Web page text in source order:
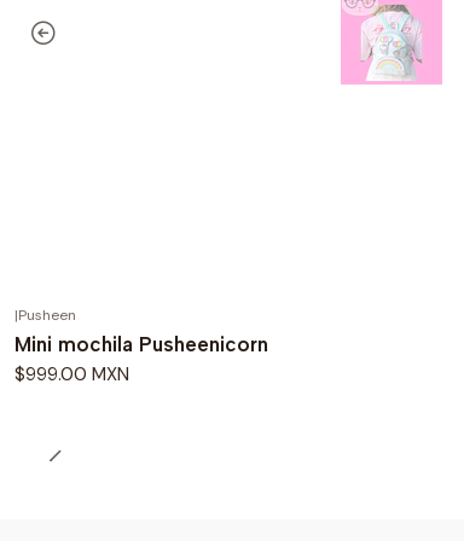
|Pusheen
Mini mochila Pusheenicorn
$999.00 MXN